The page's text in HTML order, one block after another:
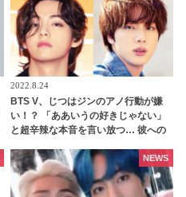
2022.8.24
BTS V、じつはジンのアノ行動が嫌
い！？ 「ああいうの好きじゃない」
と超辛辣な本音を言い放つ… 彼への
ない彼のその様子が面白すぎるNEWS